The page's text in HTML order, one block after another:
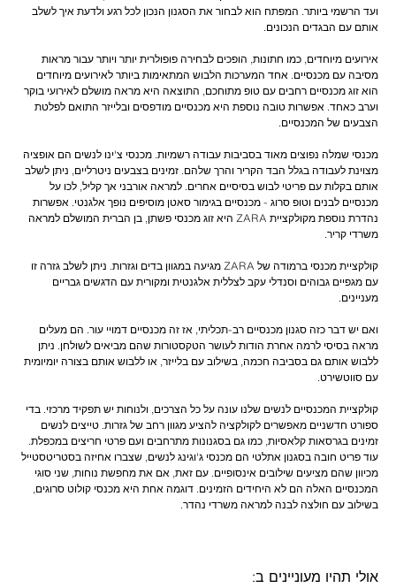
ועד הרשמי ביותר. המפתח הוא לבחור את הסגנון הנכון לכל רגע ולדעת איך לשלב
אירועים מיוחדים, כמו חתונות, הופכים לבחירה פופולרית יותר ויותר עבור מראות
מסיבה עם מכנסיים. אחד המערכות הלבוש המתאימות ביותר לאירועים מיוחדים
הוא זוג מכנסיים רחבים עם טופ מתוחכם, התוצאה היא מראה מושלם לאירועי בוקר
וערב כאחד. אפשרות טובה נוספת היא מכנסיים מודפסים ובלייזר התואם לפלטת
מכנסי שמלה נפוצים מאוד בסביבות עבודה רשמיות. מכנסי צ'ינו לנשים הם אופציה
מצוינת לעבודה בגלל הבד הקריר והרך שלהם. זמינים בצבעים ניטרליים, ניתן לשלב
אותם בקלות עם פריטי לבוש בסיסיים אחרים. למראה אורבני אך קליל, לכו על
מכנסיים לבנים וטופ סרוג - מכנסיים בגימור סאטן מוסיפים נופך אלגנטי. אפשרות
נהדרת נוספת מקולקציית ZARA היא זוג מכנסי פשתן, בן הברית המושלם למראה
קולקציית מכנסי ברמודה של ZARA מגיעה במגוון בדים וגזרות. ניתן לשלב גזרה זו
עם מגפיים גבוהים וסנדלי עקב לצללית אלגנטית ומקורית עם הדגשים גבריים
ואם יש דבר כזה סגנון מכנסיים רב-תכליתי, אז זה מכנסיים דמויי עור. הם מעלים
מראה בסיסי לרמה אחרת הודות לעושר הטקסטורות שהם מביאים לשולחן. ניתן
ללבוש אותם גם בסביבה חכמה, בשילוב עם בלייזר, או ללבוש אותם בצורה יומיומית
קולקציית המכנסיים לנשים שלנו עונה על כל הצרכים, ולנוחות יש תפקיד מרכזי. בדי
ספורט חדשניים מאפשרים לקולקציה להציע מגוון רחב של גזרות. טייצים לנשים
זמינים בגרסאות קלאסיות, כמו גם בסגנונות מתרחבים ועם פרטי חריצים במכפלת.
עוד פריט חובה בסגנון אתלטי הם מכנסי ג'וגינג לנשים, שצברו אחיזה בסטריטסטייל
מכיוון שהם מציעים שילובים אינסופיים. עם זאת, אם את מחפשת נוחות, שני סוגי
המכנסיים האלה הם לא היחידים הזמינים. דוגמה אחת היא מכנסי קולוט סרוגים,
בשילוב עם חולצה לבנה למראה משרדי נהדר.
אולי תהיו מעוניינים ב: